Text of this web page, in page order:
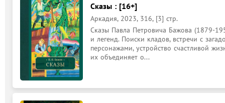
Сказы : [16+]
Аркадия, 2023, 316, [3] стр.
Сказы Павла Петровича Бажова (1879-
и легенд. Поиски кладов, встречи с
персонажами, устройство счастливой
их объединяет о...